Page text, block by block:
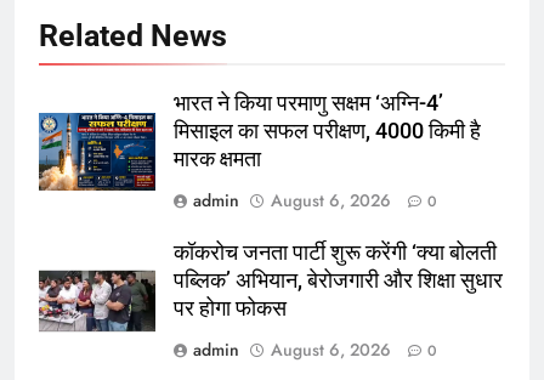
Related News
भारत ने किया परमाणु सक्षम ‘अग्नि-4’
मिसाइल का सफल परीक्षण, 4000 किमी है
मारक क्षमता
admin
August 6, 2026 0
कॉकरोच जनता पार्टी शुरू करेंगी ‘क्या बोलती
पब्लिक’ अभियान, बेरोजगारी और शिक्षा सुधार
पर होगा फोकस
admin
August 6, 2026 0